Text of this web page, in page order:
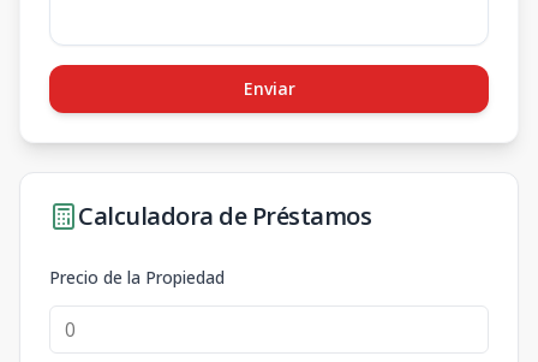
Enviar
Calculadora de Préstamos
Precio de la Propiedad